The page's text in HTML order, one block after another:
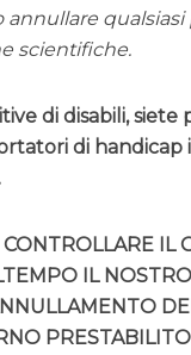
annullare
scientifiche.
di disabili, siete
di handicap
IL
IL